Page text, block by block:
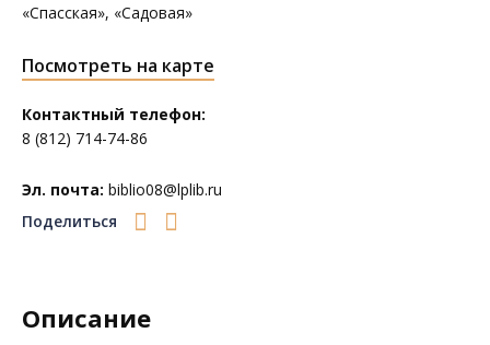
«Спасская», «Садовая»
Посмотреть на карте
Контактный телефон:
8 (812) 714-74-86
Эл. почта: biblio08@lplib.ru
Поделиться
Описание